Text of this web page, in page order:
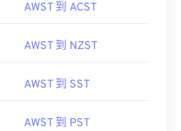
AWST 到 ACST
AWST 到 NZST
AWST 到 SST
AWST 到 PST